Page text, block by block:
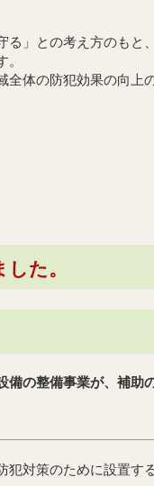
」との考え方のもと
体の防犯効果の向上
た。
の整備事業が、補助
犯対策のために設置す